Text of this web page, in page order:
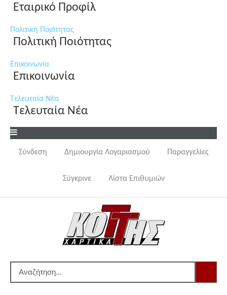
Εταιρικό Προφίλ
Πολιτική Ποιότητας
Πολιτική Ποιότητας
Επικοινωνία
Επικοινωνία
Τελευταία Νέα
Τελευταία Νέα
Σύνδεση Δημιουργία Λογαριασμού Παραγγελίες
Σύγκρινε Λίστα Επιθυμιών